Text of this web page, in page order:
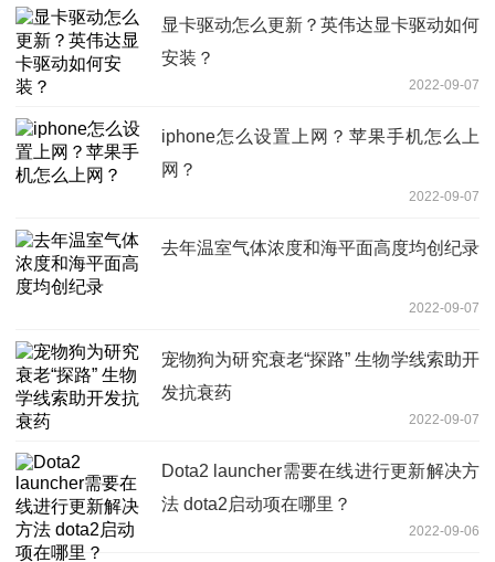
显卡驱动怎么更新？英伟达显卡驱动如何
安装？
2022-09-07
iphone怎么设置上网？苹果手机怎么上
网？
2022-09-07
去年温室气体浓度和海平面高度均创纪录
2022-09-07
宠物狗为研究衰老“探路” 生物学线索助开
发抗衰药
2022-09-07
Dota2 launcher需要在线进行更新解决方
法 dota2启动项在哪里？
2022-09-06